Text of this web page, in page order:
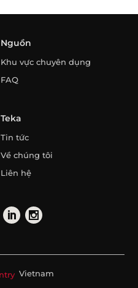
Nguồn
Khu vực chuyên dụng
FAQ
Teka
Tin tức
Về chúng tôi
Liên hệ
Vietnam